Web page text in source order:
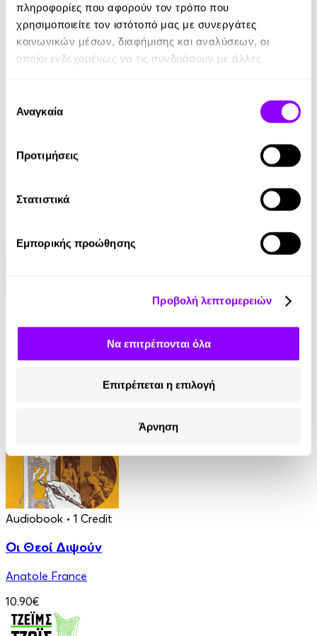
πληροφορίες που αφορούν τον τρόπο που
χρησιμοποιείτε τον ιστότοπό μας με συνεργάτες
κοινωνικών μέσων, διαφήμισης και αναλύσεων, οι
οποίοι ενδεχομένως να τις συνδυάσουν με άλλες
των υπηρεσιών τους.
συγκατάθεσης
Αναγκαία
Προτιμήσεις
Στατιστικά
Εμπορικής προώθησης
Προβολή λεπτομερειών
Να επιτρέπονται όλα
Επιτρέπεται η επιλογή
Άρνηση
Στο Σπίτι Της
Yael Van Der Wouden
James Fenimore Cooper
Audiobook • 1 Credit
Οι Θεοί Διψούν
Anatole France
10.90€